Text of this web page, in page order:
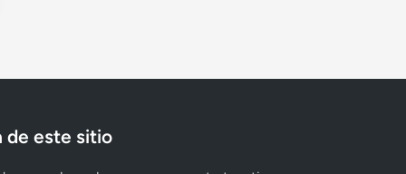
de este sitio